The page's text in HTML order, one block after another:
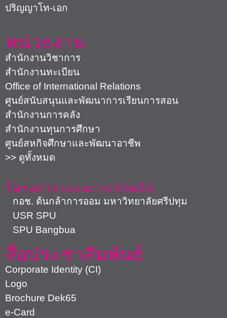
ปริญญาโท-เอก
หน่วยงาน
สำนักงานวิชาการ
สำนักงานทะเบียน
Office of International Relations
ศูนย์สนับสนุนและพัฒนาการเรียนการสอน
สำนักงานการคลัง
สำนักงานทุนการศึกษา
ศูนย์สหกิจศึกษาและพัฒนาอาชีพ
>> ดูทั้งหมด
โครงการและความร่วมมือ
ช. ต้นกล้าการออม มหาวิทยาลัยศรีปทุม
SPU
Bangbua
สื่อประชาสัมพันธ์
Corporate Identity (CI)
Logo
Brochure Dek65
e-Card